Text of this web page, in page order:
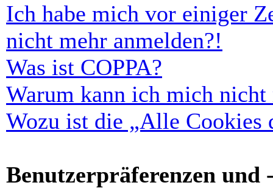
Ich habe mich vor einiger
nicht mehr anmelden?!
Was ist COPPA?
Warum kann ich mich nicht
Wozu ist die „Alle Cookies
Benutzerpräferenzen und